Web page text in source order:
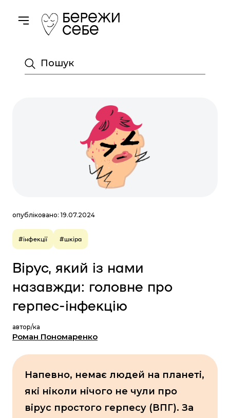
Toggle navigation
Пошук
опубліковано: 19.07.2024
#інфекції #шкіра
Вірус, який із нами
назавжди: головне про
герпес-інфекцію
автор/ка
Роман Пономаренко
Напевно, немає людей на планеті,
які ніколи нічого не чули про
вірус простого герпесу (ВПГ). За